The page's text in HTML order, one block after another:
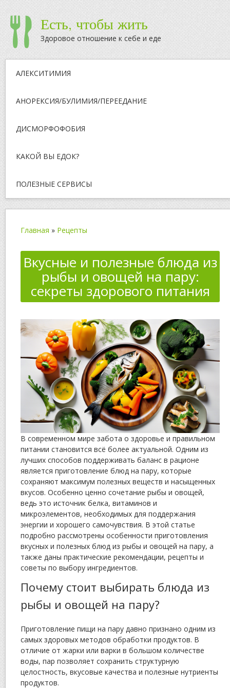
Есть, чтобы жить
Здоровое отношение к себе и еде
АЛЕКСИТИМИЯ
АНОРЕКСИЯ/БУЛИМИЯ/ПЕРЕЕДАНИЕ
ДИСМОРФОФОБИЯ
КАКОЙ ВЫ ЕДОК?
ПОЛЕЗНЫЕ СЕРВИСЫ
Главная » Рецепты
Вкусные и полезные блюда из
рыбы и овощей на пару:
секреты здорового питания
В современном мире забота о здоровье и правильном
питании становится всё более актуальной. Одним из
лучших способов поддерживать баланс в рационе
является приготовление блюд на пару, которые
сохраняют максимум полезных веществ и насыщенных
вкусов. Особенно ценно сочетание рыбы и овощей,
ведь это источник белка, витаминов и
микроэлементов, необходимых для поддержания
энергии и хорошего самочувствия. В этой статье
подробно рассмотрены особенности приготовления
вкусных и полезных блюд из рыбы и овощей на пару, а
также даны практические рекомендации, рецепты и
советы по выбору ингредиентов.
Почему стоит выбирать блюда из
рыбы и овощей на пару?
Приготовление пищи на пару давно признано одним из
самых здоровых методов обработки продуктов. В
отличие от жарки или варки в большом количестве
воды, пар позволяет сохранить структурную
целостность, вкусовые качества и полезные нутриенты
продуктов.